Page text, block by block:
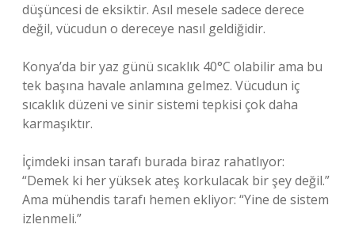
düşüncesi de eksiktir. Asıl mesele sadece derece
değil, vücudun o dereceye nasıl geldiğidir.
Konya’da bir yaz günü sıcaklık 40°C olabilir ama bu
tek başına havale anlamına gelmez. Vücudun iç
sıcaklık düzeni ve sinir sistemi tepkisi çok daha
karmaşıktır.
İçimdeki insan tarafı burada biraz rahatlıyor:
“Demek ki her yüksek ateş korkulacak bir şey değil.”
Ama mühendis tarafı hemen ekliyor: “Yine de sistem
izlenmeli.”